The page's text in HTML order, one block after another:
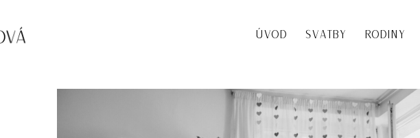
ÚVOD SVATBY RODINY